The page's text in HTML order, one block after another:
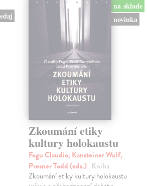
na sklade
novinka
Zkoumání etiky
kultury holokaustu
Fogu Claudio, Kansteiner Wulf,
Presner Todd (eds.)| Kniha
Zkoumání etiky kultury holokaustu